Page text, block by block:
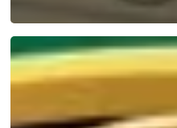
Oração
a
Oxum